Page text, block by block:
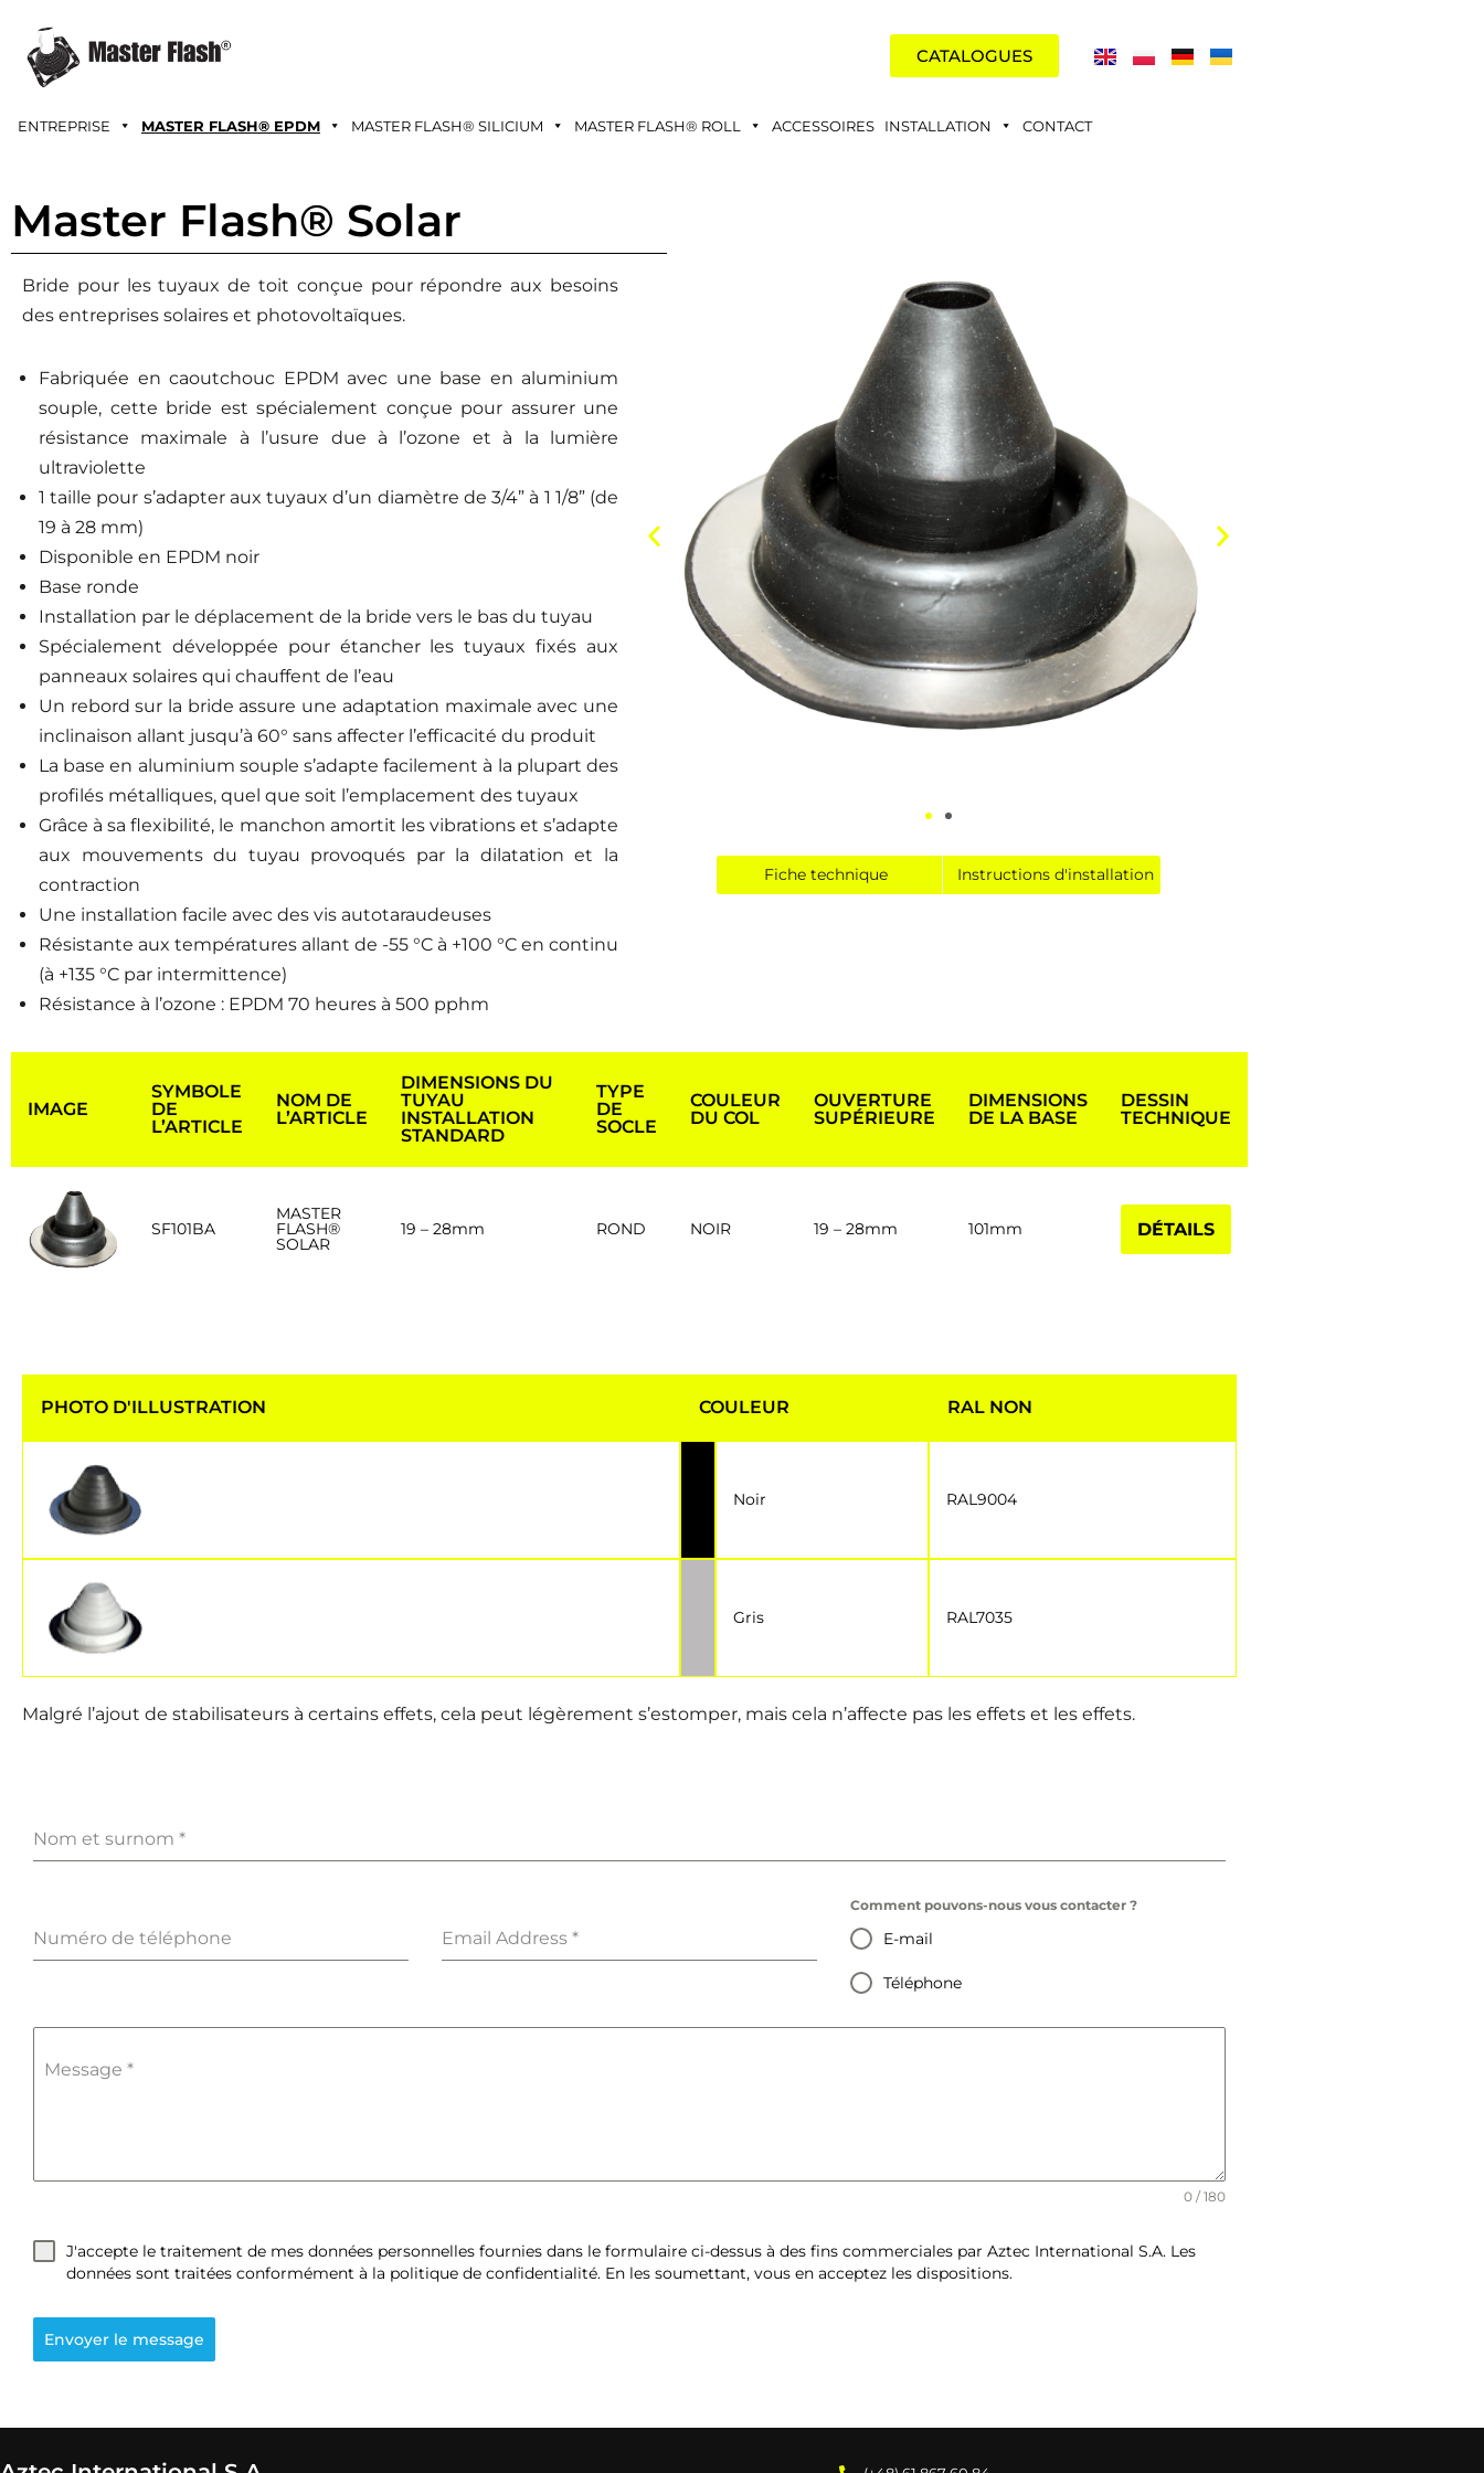
Aller
contenu
CATALOGUES
ENTREPRISE MASTER FLASH® EPDM MASTER FLASH® SILICIUM MASTER FLASH® ROLL ACCESSOIRES INSTALLATION CONTACT
Master Flash® Solar
Bride pour les tuyaux de toit conçue pour répondre aux besoins
des entreprises solaires et photovoltaïques.
Fabriquée en caoutchouc EPDM avec une base en aluminium
souple, cette bride est spécialement conçue pour assurer une
résistance maximale à l’usure due à l’ozone et à la lumière
ultraviolette
1 taille pour s’adapter aux tuyaux d’un diamètre de 3/4” à 1 1/8” (de
19 à 28 mm)
Disponible en EPDM noir
Base ronde
Installation par le déplacement de la bride vers le bas du tuyau
Spécialement développée pour étancher les tuyaux fixés aux
panneaux solaires qui chauffent de l’eau
Un rebord sur la bride assure une adaptation maximale avec une
inclinaison allant jusqu’à 60° sans affecter l’efficacité du produit
La base en aluminium souple s’adapte facilement à la plupart des
profilés métalliques, quel que soit l’emplacement des tuyaux
Grâce à sa flexibilité, le manchon amortit les vibrations et s’adapte
aux mouvements du tuyau provoqués par la dilatation et la
contraction
Une installation facile avec des vis autotaraudeuses
Résistante aux températures allant de -55 °C à +100 °C en continu
(à +135 °C par intermittence)
Résistance à l’ozone : EPDM 70 heures à 500 pphm
Fiche technique Instructions d'installation
IMAGE
SYMBOLE
DE
L’ARTICLE
NOM DE
L’ARTICLE
DIMENSIONS DU
TUYAU
INSTALLATION
STANDARD
TYPE
DE
SOCLE
COULEUR
DU COL
OUVERTURE
SUPÉRIEURE
DIMENSIONS
DE LA BASE
DESSIN
TECHNIQUE
SF101BA
MASTER
FLASH®
SOLAR
19 – 28mm ROND NOIR 19 – 28mm 101mm DÉTAILS
PHOTO D'ILLUSTRATION COULEUR RAL NON
Noir RAL9004
Gris RAL7035
Malgré l’ajout de stabilisateurs à certains effets, cela peut légèrement s’estomper, mais cela n’affecte pas les effets et les effets.
Nom et surnom *
Numéro de téléphone Email Address *
Comment pouvons-nous vous contacter ?
E-mail
Téléphone
Message *
0 / 180
J'accepte le traitement de mes données personnelles fournies dans le formulaire ci-dessus à des fins commerciales par Aztec International S.A. Les
données sont traitées conformément à la politique de confidentialité. En les soumettant, vous en acceptez les dispositions.
Envoyer le message